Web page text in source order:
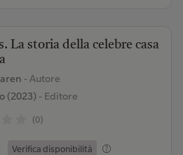
La storia della celebre casa
- Autore
(2023)- Editore
(0)
Verifica disponibilità